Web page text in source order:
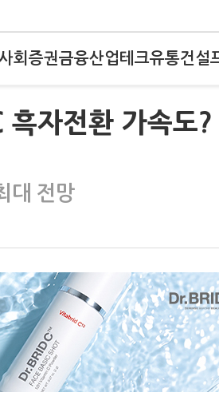
회 증권금융산업테크유통건설
자전환 가속도?
대 전망